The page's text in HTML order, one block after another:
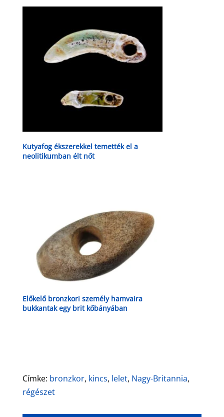
Kutyafog ékszerekkel temették el a
neolitikumban élt nőt
Előkelő bronzkori személy hamvaira
bukkantak egy brit kőbányában
Címke: bronzkor, kincs, lelet, Nagy-Britannia,
régészet